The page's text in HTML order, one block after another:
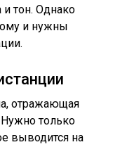
и тон. Однако
и нужны
отражающая
Нужно только
выводится на